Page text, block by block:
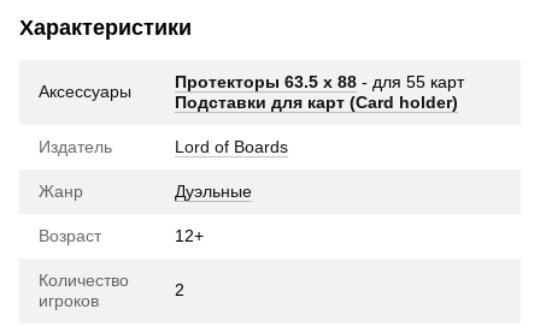
Характеристики
Аксессуары Протекторы 63.5 х 88 - для 55 карт
Подставки для карт (Card holder)
Издатель Lord of Boards
Жанр Дуэльные
Возраст 12+
Количество
игроков
2